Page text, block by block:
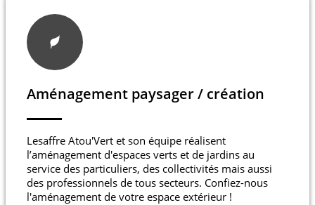
Aménagement paysager / création
Lesaffre Atou'Vert et son équipe réalisent
l’aménagement d'espaces verts et de jardins au
service des particuliers, des collectivités mais aussi
des professionnels de tous secteurs. Confiez-nous
l'aménagement de votre espace extérieur !